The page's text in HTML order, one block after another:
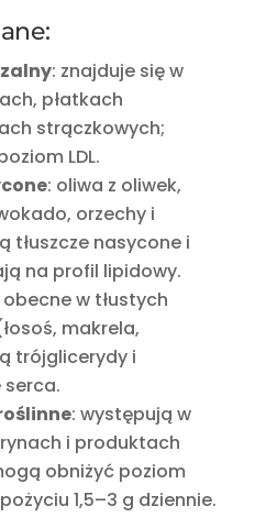
: znajduje się w
płatkach
strączkowych;
LDL.
: oliwa z oliwek,
orzechy i
tłuszcze nasycone i
na profil lipidowy.
obecne w tłustych
makrela,
trójglicerydy i
: występują w
i produktach
obniżyć poziom
1,5–3 g dziennie.